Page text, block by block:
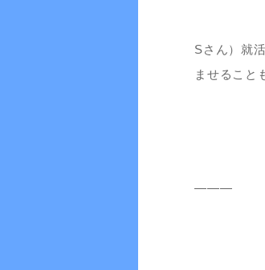
Sさん）就
ませること
―――